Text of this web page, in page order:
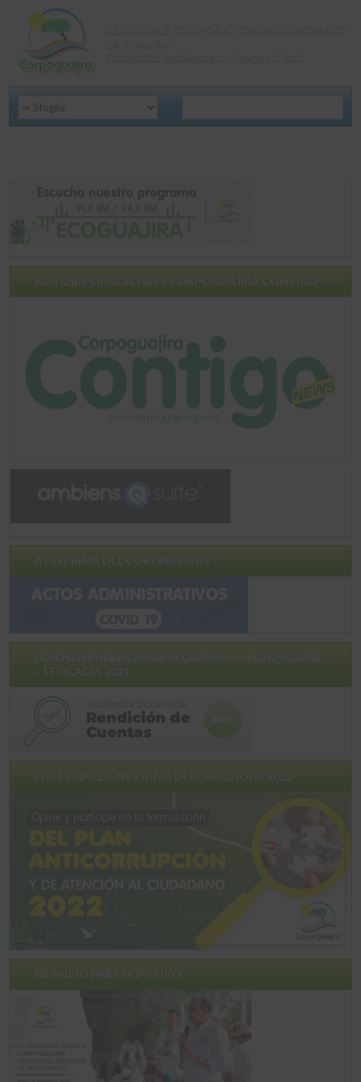
NOTIZIE PERIODICHE DI CORPOGUAJIRA CONTIGO
ATTI PRIMA DEL CORONAVIRUS
– EFFICACIA 2021
PARTECIPAZIONE PIANO DI CORRUZIONE 2022
BILANCIO PARTECIPATIVO